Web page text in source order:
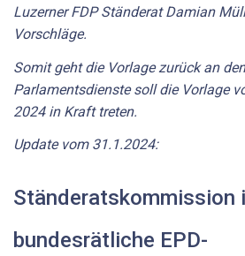
Luzerner FDP Ständerat Damian
Vorschläge.
Somit geht die Vorlage zurück an
Parlamentsdienste soll die Vorlage
2024 in Kraft treten.
Update vom 31.1.2024:
Ständeratskommission
bundesrätliche EPD-